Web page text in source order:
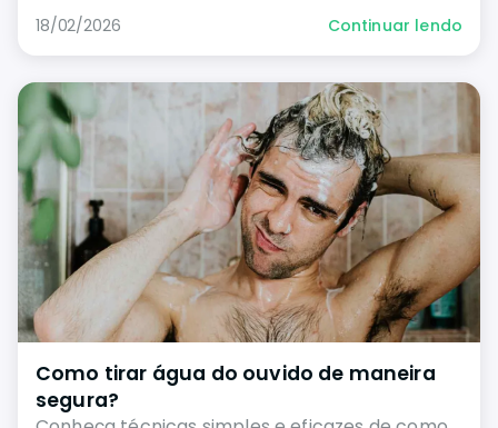
18/02/2026
Continuar lendo
Como tirar água do ouvido de maneira
segura?